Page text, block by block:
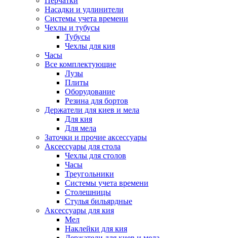
Насадки и удлинители
Системы учета времени
Чехлы и тубусы
Тубусы
Чехлы для кия
Часы
Все комплектующие
Лузы
Плиты
Оборудование
Резина для бортов
Держатели для киев и мела
Для кия
Для мела
Заточки и прочие аксессуары
Аксессуары для стола
Чехлы для столов
Часы
Треугольники
Системы учета времени
Столешницы
Стулья бильярдные
Аксессуары для кия
Мел
Наклейки для кия